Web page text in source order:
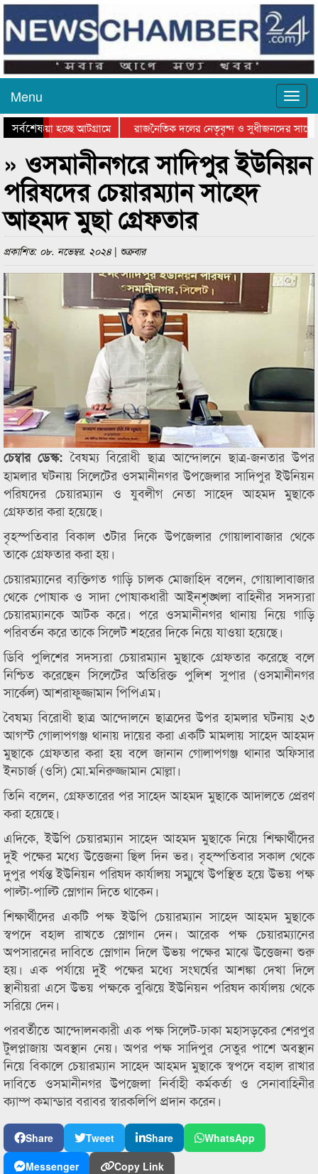
Menu
সর্বশেষ
যাওয়া হচ্ছে আটগ্রামে
রাজনৈতিক দলের নেতৃবৃন্দ ও সুধীজনদের সাথে
পুরস্কার বিতরণ সম্পন্ন
সিলেটে বাংলাদেশ গ্রুপ থিয়েটার
» ওসমানীনগরে সাদিপুর ইউনিয়ন
পরিষদের চেয়ারম্যান সাহেদ
আহমদ মুছা গ্রেফতার
প্রকাশিত: ০৮. নভেম্বর. ২০২৪ | শুক্রবার
চেম্বার ডেস্ক:বৈষম্য বিরোধী ছাত্র আন্দোলনে ছাত্র-জনতার উপর
হামলার ঘটনায় সিলেটের ওসমানীনগর উপজেলার সাদিপুর ইউনিয়ন
পরিষদের চেয়ারম্যান ও যুবলীগ নেতা সাহেদ আহমদ মুছাকে
গ্রেফতার করা হয়েছে।
বৃহস্পতিবার বিকাল ৩টার দিকে উপজেলার গোয়ালাবাজার থেকে
তাকে গ্রেফতার করা হয়।
চেয়ারম্যানের ব্যক্তিগত গাড়ি চালক মোজাহিদ বলেন, গোয়ালাবাজার
থেকে পোষাক ও সাদা পোষাকধারী আইনশৃঙ্খলা বাহিনীর সদস্যরা
চেয়ারম্যানকে আটক করে। পরে ওসমানীনগর থানায় নিয়ে গাড়ি
পরিবর্তন করে তাকে সিলেট শহরের দিকে নিয়ে যাওয়া হয়েছে।
ডিবি পুলিশের সদস্যরা চেয়ারম্যান মুছাকে গ্রেফতার করেছে বলে
নিশ্চিত করেছেন সিলেটের অতিরিক্ত পুলিশ সুপার (ওসমানীনগর
সার্কেল) আশরাফুজ্জামান পিপিএম।
বৈষম্য বিরোধী ছাত্র আন্দোলনে ছাত্রদের উপর হামলার ঘটনায় ২৩
আগস্ট গোলাপগঞ্জ থানায় দায়ের করা একটি মামলায় সাহেদ আহমদ
মুছাকে গ্রেফতার করা হয় বলে জানান গোলাপগঞ্জ থানার অফিসার
ইনচার্জ (ওসি) মো.মনিরুজ্জামান মোল্লা।
তিনি বলেন, গ্রেফতারের পর সাহেদ আহমদ মুছাকে আদালতে প্রেরণ
করা হয়েছে।
এদিকে, ইউপি চেয়ারম্যান সাহেদ আহমদ মুছাকে নিয়ে শিক্ষার্থীদের
দুই পক্ষের মধ্যে উত্তেজনা ছিল দিন ভর। বৃহস্পতিবার সকাল থেকে
দুপুর পর্যন্ত ইউনিয়ন পরিষদ কার্যালয় সম্মুখে উপস্থিত হয়ে উভয় পক্ষ
পাল্টা-পাল্টি স্লোগান দিতে থাকেন।
শিক্ষার্থীদের একটি পক্ষ ইউপি চেয়ারম্যান সাহেদ আহমদ মুছাকে
স্বপদে বহাল রাখতে স্লোগান দেন। আরেক পক্ষ চেয়ারম্যানের
অপসারনের দাবিতে স্লোগান দিলে উভয় পক্ষের মাঝে উত্তেজনা শুরু
হয়। এক পর্যায়ে দুই পক্ষের মধ্যে সংঘর্ষের আশঙ্কা দেখা দিলে
স্থানীয়রা এসে উভয় পক্ষকে বুঝিয়ে ইউনিয়ন পরিষদ কার্যালয় থেকে
সরিয়ে দেন।
পরবর্তীতে আন্দোলনকারী এক পক্ষ সিলেট-ঢাকা মহাসড়কের শেরপুর
টুলপ্লাজায় অবস্থান নেয়। অপর পক্ষ সাদিপুর সেতুর পাশে অবস্থান
নিয়ে বিকালে চেয়ারম্যান সাহেদ আহমদ মুছাকে স্বপদে বহাল রাখার
দাবিতে ওসমানীনগর উপজেলা নির্বাহী কর্মকর্তা ও সেনাবাহিনীর
ক্যাম্প কমান্ডার বরাবর স্বারকলিপি প্রদান করেন।
Share Tweet Share
WhatsApp
Messenger
Copy Link